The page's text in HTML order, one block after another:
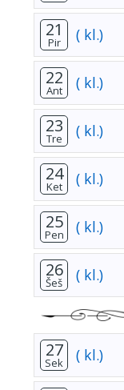
21
Pir ( kl.)
22
Ant ( kl.)
23
Tre ( kl.)
24
Ket ( kl.)
25
Pen ( kl.)
26
Šeš ( kl.)
27
Sek ( kl.)